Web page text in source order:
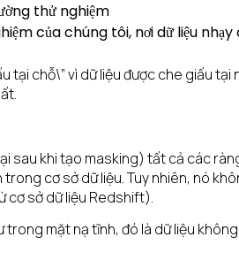
thử nghiệm
của chúng tôi, nơi dữ liệu
tại chỗ\” vì dữ liệu được che giấu tại
sau khi tạo masking) tất cả các
cơ sở dữ liệu. Tuy nhiên, nó
cơ sở dữ liệu Redshift).
mặt nạ tĩnh, đó là dữ liệu